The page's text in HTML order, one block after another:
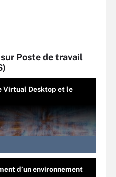
Poste de travail
Virtual Desktop et le
d’un environnement